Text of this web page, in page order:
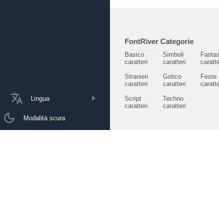
Lingua
Modalità scura
FontRiver Categorie
Basico
caratteri
Simboli
caratteri
Stranieri
caratteri
Gotico
caratteri
Feste
Script
caratteri
Techno
caratteri